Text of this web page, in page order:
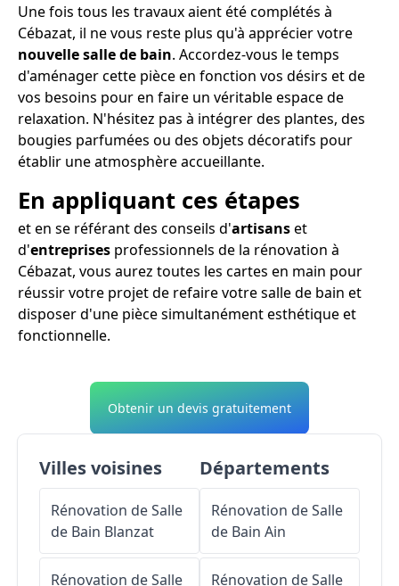
Une fois tous les travaux aient été complétés à
Cébazat, il ne vous reste plus qu'à apprécier votre
nouvelle salle de bain. Accordez-vous le temps
d'aménager cette pièce en fonction vos désirs et de
vos besoins pour en faire un véritable espace de
relaxation. N'hésitez pas à intégrer des plantes, des
bougies parfumées ou des objets décoratifs pour
établir une atmosphère accueillante.
En appliquant ces étapes
et en se référant des conseils d'artisanset
d'entreprises professionnels de la rénovation à
Cébazat, vous aurez toutes les cartes en main pour
réussir votre projet de refaire votre salle de bain et
disposer d'une pièce simultanément esthétique et
fonctionnelle.
Obtenir un devis gratuitement
Villes voisines
Rénovation de Salle
de Bain Blanzat
Rénovation de Salle
Départements
Rénovation de Salle
de Bain Ain
Rénovation de Salle